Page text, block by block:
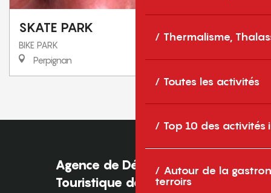
Thermalisme,
Toutes les activités
Top 10 des activités
Autour de la
terroirs
SKATE PARK
BIKE PARK
Perpignan
Agence de Développement
Touristique des Pyrénées-